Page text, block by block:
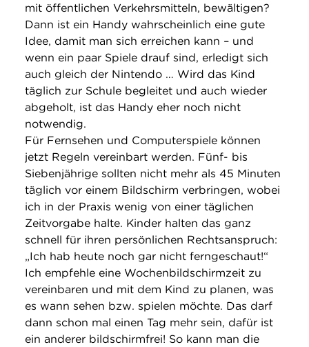
mit öffentlichen Verkehrsmitteln, bewältigen?
Dann ist ein Handy wahrscheinlich eine gute
Idee, damit man sich erreichen kann – und
wenn ein paar Spiele drauf sind, erledigt sich
auch gleich der Nintendo … Wird das Kind
täglich zur Schule begleitet und auch wieder
abgeholt, ist das Handy eher noch nicht
notwendig.
Für Fernsehen und Computerspiele können
jetzt Regeln vereinbart werden. Fünf- bis
Siebenjährige sollten nicht mehr als 45 Minuten
täglich vor einem Bildschirm verbringen, wobei
ich in der Praxis wenig von einer täglichen
Zeitvorgabe halte. Kinder halten das ganz
schnell für ihren persönlichen Rechtsanspruch:
„Ich hab heute noch gar nicht ferngeschaut!“
Ich empfehle eine Wochenbildschirmzeit zu
vereinbaren und mit dem Kind zu planen, was
es wann sehen bzw. spielen möchte. Das darf
dann schon mal einen Tag mehr sein, dafür ist
ein anderer bildschirmfrei! So kann man die